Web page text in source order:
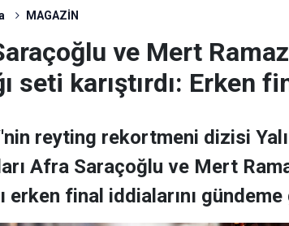
MAGAZİN
ve Mert
seti karıştırdı: Erken
reyting rekortmeni dizisi Yalı
Afra Saraçoğlu ve Mert
erken final iddialarını